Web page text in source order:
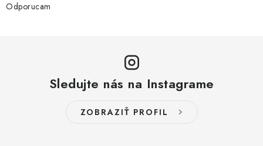
Odporucam
Sledujte nás na Instagrame
ZOBRAZIŤ PROFIL